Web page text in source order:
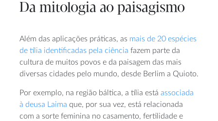
Da mitologia ao paisagismo
Além das aplicações práticas, as mais de 20 espécies
de tília identificadas pela ciência fazem parte da
cultura de muitos povos e da paisagem das mais
diversas cidades pelo mundo, desde Berlim a Quioto.
Por exemplo, na região báltica, a tília está associada
à deusa Laima que, por sua vez, está relacionada
com a sorte feminina no casamento, fertilidade e